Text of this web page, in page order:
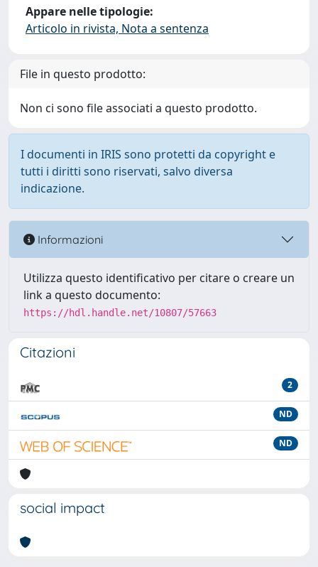
Appare nelle tipologie:
Articolo in rivista, Nota a sentenza
File in questo prodotto:
Non ci sono file associati a questo prodotto.
I documenti in IRIS sono protetti da copyright e
tutti i diritti sono riservati, salvo diversa
indicazione.
Informazioni
Utilizza questo identificativo per citare o creare un
link a questo documento:
https://hdl.handle.net/10807/57663
Citazioni
2
ND
ND
social impact